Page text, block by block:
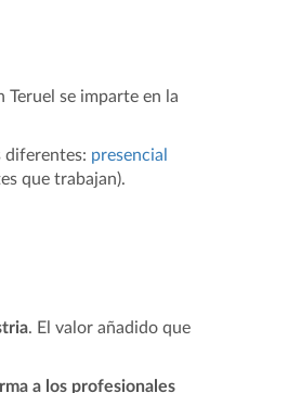
Teruel se imparte en la
diferentes: presencial
que trabajan).
. El valor añadido que
a los profesionales